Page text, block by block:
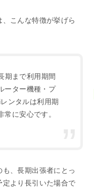
こんな特徴が挙げら
期まで利用期間
ーター機種・プ
ンタルは利用期
に安心です。
、長期出張者にとっ
より長引いた場合で